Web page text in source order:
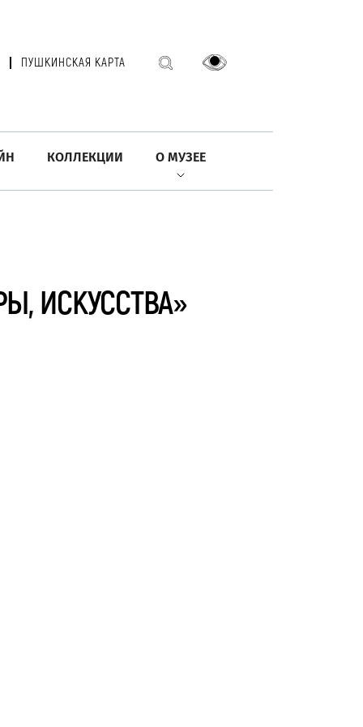
ПУШКИНСКАЯ КАРТА
КОЛЛЕКЦИИ О МУЗЕЕ
ИСКУССТВА»